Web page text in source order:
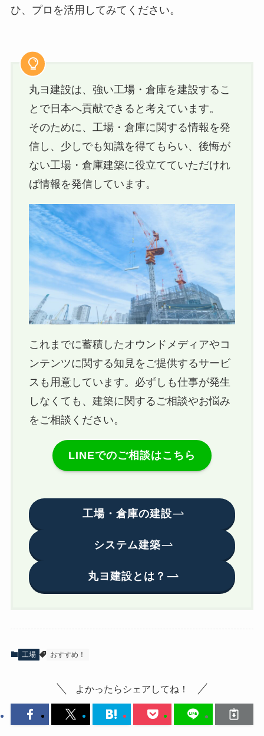
ひ、プロを活用してみてください。
丸ヨ建設は、強い工場・倉庫を建設するこ
とで日本へ貢献できると考えています。
そのために、工場・倉庫に関する情報を発
信し、少しでも知識を得てもらい、後悔が
ない工場・倉庫建築に役立てていただけれ
ば情報を発信しています。
これまでに蓄積したオウンドメディアやコ
ンテンツに関する知見をご提供するサービ
スも用意しています。必ずしも仕事が発生
しなくても、建築に関するご相談やお悩み
をご相談ください。
LINEでのご相談はこちら
工場・倉庫の建設
システム建築
丸ヨ建設とは？
工場 おすすめ！
よかったらシェアしてね！